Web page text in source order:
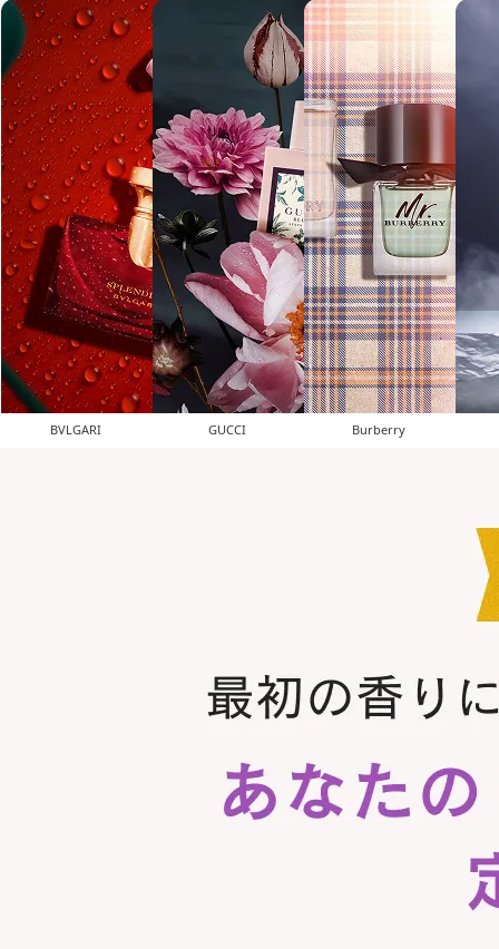
BVLGARI GUCCI Burberry